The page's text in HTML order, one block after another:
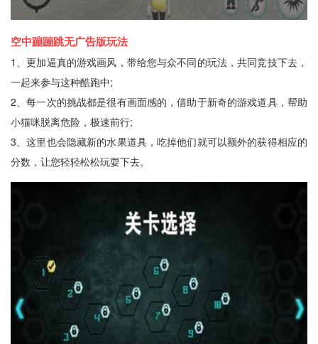
空中蹦蹦跳无广告版玩法
1、更加逼真的游戏画风，带给您与众不同的玩法，共同竞技下去，
一起来参与这种酷跑中;
2、每一次的挑战都是很有画面感的，借助于新奇的游戏道具，帮助
小猫咪脱离危险，极速前行;
3、这里也会隐藏新的水果道具，吃掉他们就可以额外的获得相应的
分数，让您轻轻松松玩耍下去。